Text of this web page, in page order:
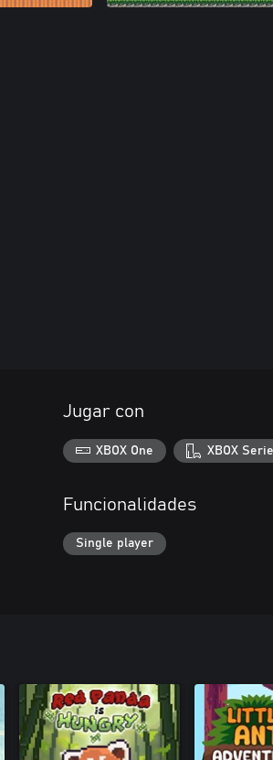
Jugar con
XBOX One XBOX
Funcionalidades
Single player